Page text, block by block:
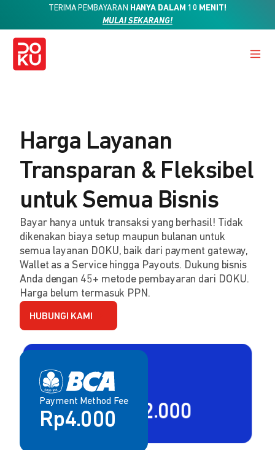
TERIMA PEMBAYARAN HANYA DALAM 10 MENIT!
MULAI SEKARANG!
Harga Layanan
Transparan & Fleksibel
untuk Semua Bisnis
Bayar hanya untuk transaksi yang berhasil! Tidak
dikenakan biaya setup maupun bulanan untuk
semua layanan DOKU, baik dari payment gateway,
Wallet as a Service hingga Payouts. Dukung bisnis
Anda dengan 45+ metode pembayaran dari DOKU.
Harga belum termasuk PPN.
HUBUNGI KAMI
Payment Method Fee
Rp4.000
Payment Method Fee
2,80% + Rp2.000